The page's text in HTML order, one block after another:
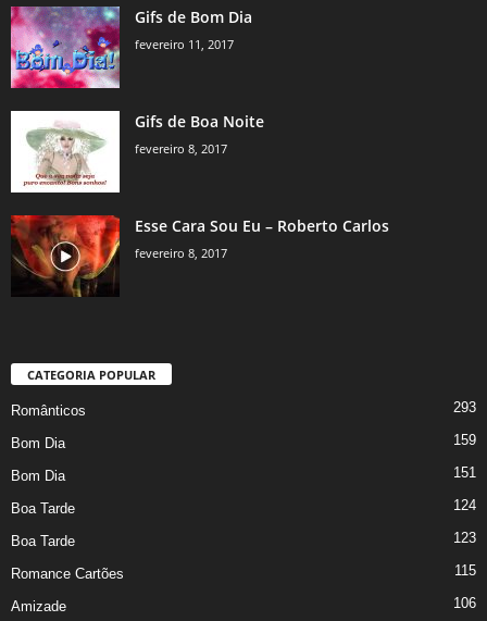
Gifs de Bom Dia
fevereiro 11, 2017
Gifs de Boa Noite
fevereiro 8, 2017
Esse Cara Sou Eu – Roberto Carlos
fevereiro 8, 2017
CATEGORIA POPULAR
Românticos 293
Bom Dia 159
Bom Dia 151
Boa Tarde 124
Boa Tarde 123
Romance Cartões 115
Amizade 106